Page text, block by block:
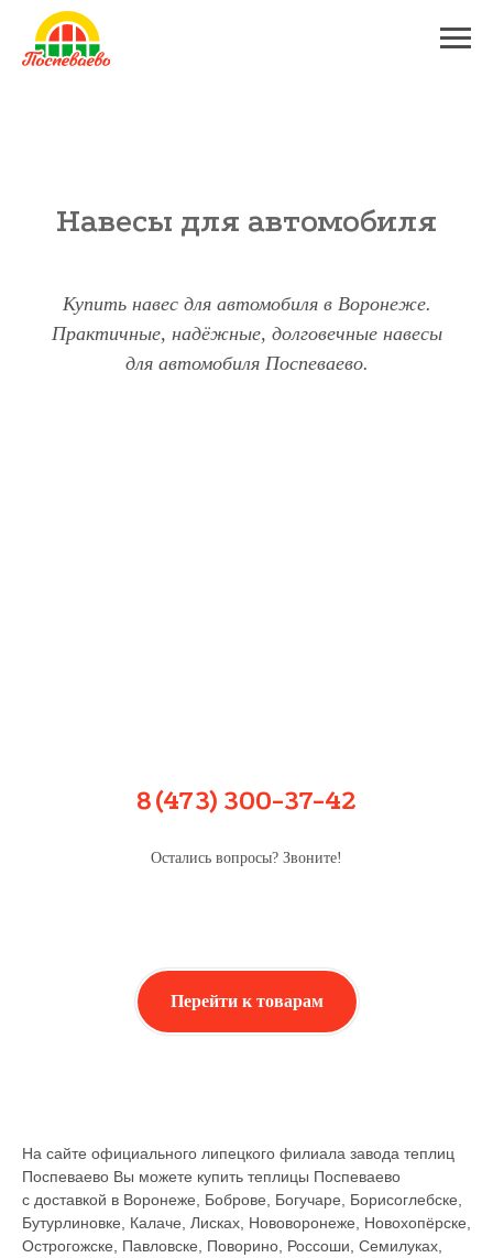
Навесы для автомобиля
Купить навес для автомобиля в Воронеже.
Практичные, надёжные, долговечные навесы
для автомобиля Поспеваево.
8 (473) 300-37-42
Остались вопросы? Звоните!
Перейти к товарам
На сайте официального липецкого филиала завода теплиц
Поспеваево Вы можете купить теплицы Поспеваево
с доставкой в Воронеже, Боброве, Богучаре, Борисоглебске,
Бутурлиновке, Калаче, Лисках, Нововоронеже, Новохопёрске,
Острогожске, Павловске, Поворино, Россоши, Семилуках,